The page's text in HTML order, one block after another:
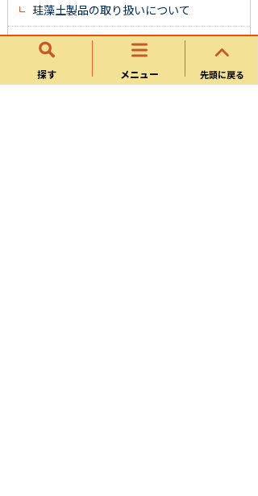
探す メニュー 先頭に戻る
珪藻土製品の取り扱いについて
家電リサイクル品の処分方法
賃貸住宅管理者のみなさんへ ごみカレ
ンダー配布のお知らせ